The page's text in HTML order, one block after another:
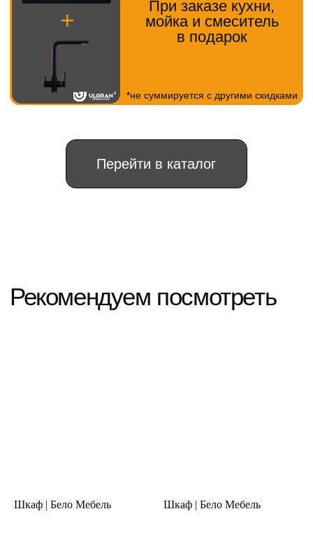
Шкаф | Бело Мебель Шкаф | Бело Мебель
ИНН: 263411366547
ОГРНИП: 322265100080151111
Не является публичной офертой.
Информация на сайте носит справочный
© 2024, Все права защищены